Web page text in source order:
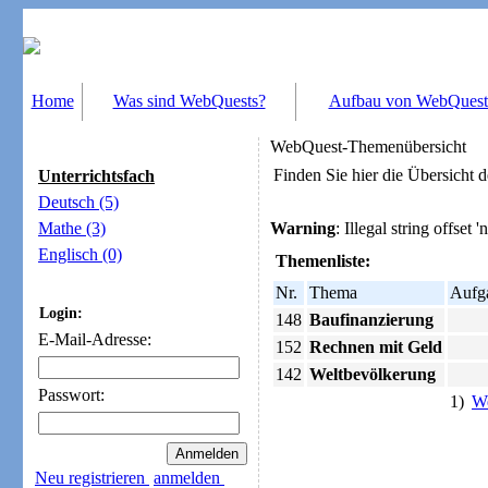
Home Was sind WebQuests? Aufbau von
Unterrichtsfach
Deutsch (5)
Mathe (3)
Englisch (0)
Login:
E-Mail-Adresse:
Passwort:
Neu registrieren anmelden
WebQuest-Themenübersicht
Finden Sie hier die Übersicht
Warning: Illegal string offset
Themenliste:
Nr.
Thema
148 Baufinanzierung
152 Rechnen mit Geld
142 Weltbevölkerung
1)